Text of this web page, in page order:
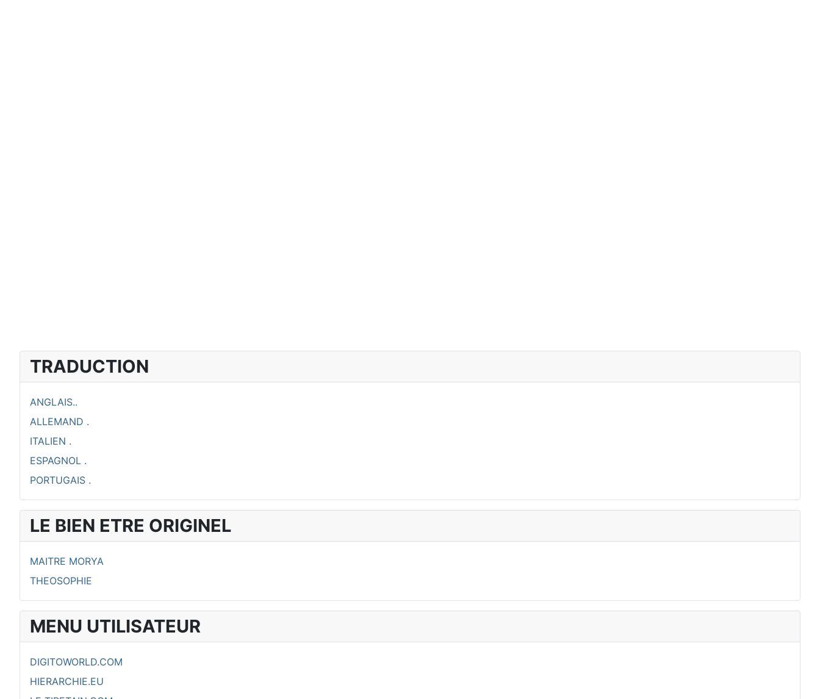
TRADUCTION
ANGLAIS..
ALLEMAND .
ITALIEN .
ESPAGNOL .
PORTUGAIS .
LE BIEN ETRE ORIGINEL
MAITRE MORYA
THEOSOPHIE
MENU UTILISATEUR
DIGITOWORLD.COM
HIERARCHIE.EU